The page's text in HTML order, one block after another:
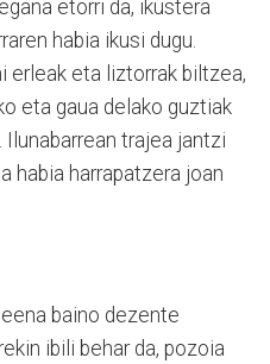
etorri da, ikustera
habia ikusi dugu.
erleak eta liztorrak biltzea,
eta gaua delako guztiak
Ilunabarrean trajea jantzi
habia harrapatzera joan
baino dezente
ibili behar da, pozoia